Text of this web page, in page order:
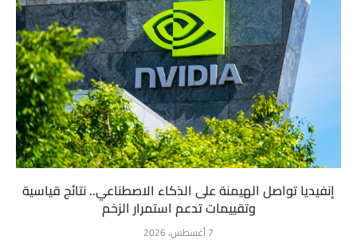
إنفيديا تواصل الهيمنة على الذكاء الاصطناعي.. نتائج قياسية
وتقييمات تدعم استمرار الزخم
7 أغسطس، 2026